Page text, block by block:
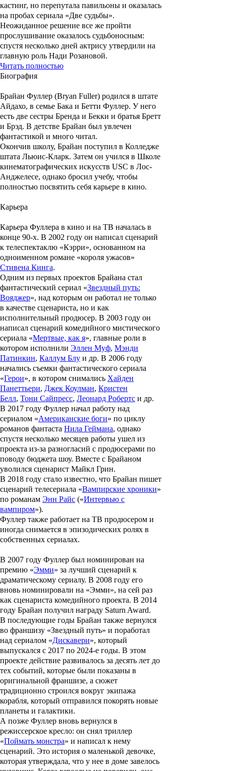
кастинг, но перепутала павильоны и оказалась
на пробах сериала «Две судьбы».
Неожиданное решение все же пройти
прослушивание оказалось судьбоносным:
спустя несколько дней актрису утвердили на
главную роль Нади Розановой.
Читать полностью
Биография
Брайан Фуллер (Bryan Fuller) родился в штате
Айдахо, в семье Бака и Бетти Фуллер. У него
есть две сестры Бренда и Бекки и братья Бретт
и Брэд. В детстве Брайан был увлечен
фантастикой и много читал.
Окончив школу, Брайан поступил в Колледже
штата Льюис-Кларк. Затем он учился в Школе
кинематографических искусств USC в Лос-
Анджелесе, однако бросил учебу, чтобы
полностью посвятить себя карьере в кино.
Карьера
Карьера Фуллера в кино и на ТВ началась в
конце 90-х. В 2002 году он написал сценарий
к телеспектаклю «Кэрри», основанном на
одноименном романе «короля ужасов»
Стивена Кинга.
Одним из первых проектов Брайана стал
фантастический сериал «Звездный путь:
Вояджер», над которым он работал не только
в качестве сценариста, но и как
исполнительный продюсер. В 2003 году он
написал сценарий комедийного мистического
сериала «Мертвые, как я», главные роли в
котором исполнили Эллен Муф, Мэнди
Патинкин, Каллум Блу и др. В 2006 году
начались съемки фантастического сериала
«Герои», в котором снимались Хайден
Панеттьери, Джек Коулман, Кристен
Белл, Тони Сайпресс, Леонард Робертс и др.
В 2017 году Фуллер начал работу над
сериалом «Американские боги» по циклу
романов фантаста Нила Геймана, однако
спустя несколько месяцев работы ушел из
проекта из-за разногласий с продюсерами по
поводу бюджета шоу. Вместе с Брайаном
уволился сценарист Майкл Грин.
В 2018 году стало известно, что Брайан пишет
сценарий телесериала «Вампирские хроники»
по романам Энн Райс («Интервью с
вампиром»).
Фуллер также работает на ТВ продюсером и
иногда снимается в эпизодических ролях в
собственных сериалах.
В 2007 году Фуллер был номинирован на
премию «Эмми» за лучший сценарий к
драматическому сериалу. В 2008 году его
вновь номинировали на «Эмми», на сей раз
как сценариста комедийного проекта. В 2014
году Брайан получил награду Saturn Award.
В последующие годы Брайан также вернулся
во франшизу «Звездный путь» и поработал
над сериалом «Дискавери», который
выпускался с 2017 по 2024-е годы. В этом
проекте действие развивалось за десять лет до
тех событий, которые были показаны в
оригинальной франшизе, а сюжет
традиционно строился вокруг экипажа
корабля, который отправился покорять новые
планеты и галактики.
А позже Фуллер вновь вернулся в
режиссерское кресло: он снял триллер
«Поймать монстра» и написал к нему
сценарий. Это история о маленькой девочке,
которая утверждала, что у нее в доме завелось